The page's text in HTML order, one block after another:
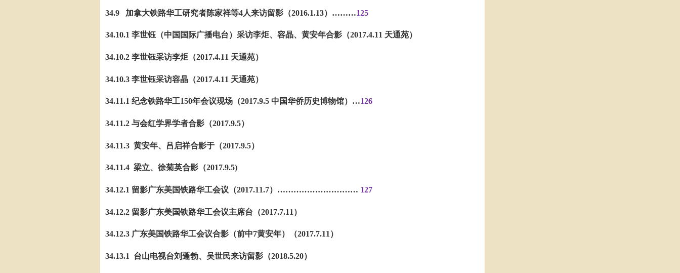
34.9 加拿大铁路华工研究者陈家祥等4人来访留影（2016.1.13） ………125
34.10.1 李世钰（中国国际广播电台）采访李炬、容晶、黄安年合影（2017.4.11 天通苑）
34.10.2 李世钰采访李炬（2017.4.11 天通苑）
34.10.3 李世钰采访容晶（2017.4.11 天通苑）
34.11.1 纪念铁路华工150年会议现场（2017.9.5 中国华侨历史博物馆） …126
34.11.2 与会红学界学者合影（2017.9.5）
34.11.3 黄安年、吕启祥合影于（2017.9.5）
34.11.4 梁立、徐菊英合影（2017.9.5)
34.12.1 留影广东美国铁路华工会议（2017.11.7） ………………………… 127
34.12.2 留影广东美国铁路华工会议主席台（2017.7.11）
34.12.3 广东美国铁路华工会议合影（前中7黄安年）（2017.7.11）
34.13.1 台山电视台刘蓬勃、吴世民来访留影（2018.5.20）